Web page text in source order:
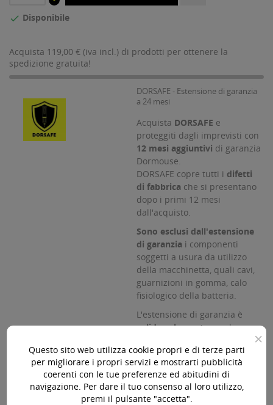
 Disponibile
Acquista 119,00 € (iva incl.) di prodotti per ottenere la
spedizione gratuita!
DORSAFE - Estensione di garanzia
a 24 mesi
Acquista DORSAFE e
proteggiti dagli imprevisti con
12 mesi aggiuntivi di garanzia
Dormouse.
DORSAFE copre tutti i difetti
di fabbrica che si presentano
dopo i primi 12 mesi
dall'acquisto.
Sono esclusi dall'estensione
di garanzia i componenti
soggetti a usura da utilizzo
della macchinetta, quali cavi,
guarnizioni in gomma, calo
fisiologico della batteria.
L'estensione di garanzia è
valida solamente se, al
utilizzo,viene effettuata
laManutenzione Ordinaria
presso Dormouse.
×
Questo sito web utilizza cookie propri e di terze parti
per migliorare i propri servizi e mostrarti pubblicità
coerenti con le tue preferenze ed abitudini di
navigazione. Per dare il tuo consenso al loro utilizzo,
premi il pulsante "accetta".